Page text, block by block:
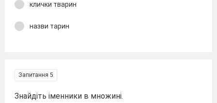
клички тварин
назви тарин
Запитання 5
Знайдіть іменники в множині.